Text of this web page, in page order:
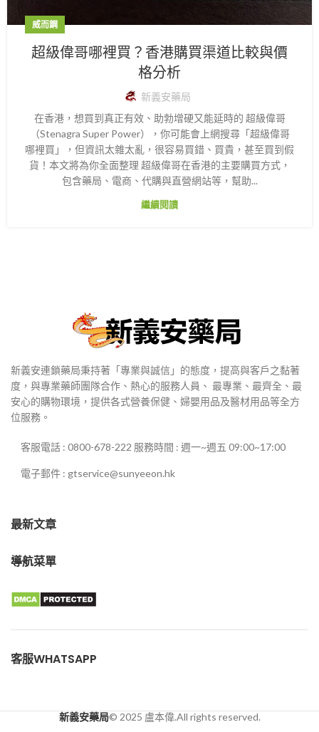
威而鋼
超級偉哥哪裡買？香港購買渠道比較與價
格分析
新義安藥局
在香港，想買到真正有效、助勃增硬又能延時的 超級偉哥
（Stenagra Super Power），你可能會上網搜尋「超級偉哥
哪裡買」，但資訊太雜太亂，很容易買錯、買貴，甚至買到假
貨！本文將為你全面整理 超級偉哥在香港的主要購買方式，
包含藥局、電商、代購與直營網站等，幫助...
繼續閱讀
新義安連鎖藥局秉持著「專業與誠信」的態度，提高與客戶之黏著
度，與專業藥師團隊合作、熱心的服務人員、 最專業、最齊全、最
安心的購物環境，提供各式營養保健、婦嬰用品及醫材用品等全方
位服務。
客服電話 : 0800-678-222 服務時間 : 週一~週五 09:00~17:00
電子郵件 : gtservice@sunyeeon.hk
最新文章
導航菜單
客服WHATSAPP
新義安藥局© 2025 盧本偉.All rights reserved.